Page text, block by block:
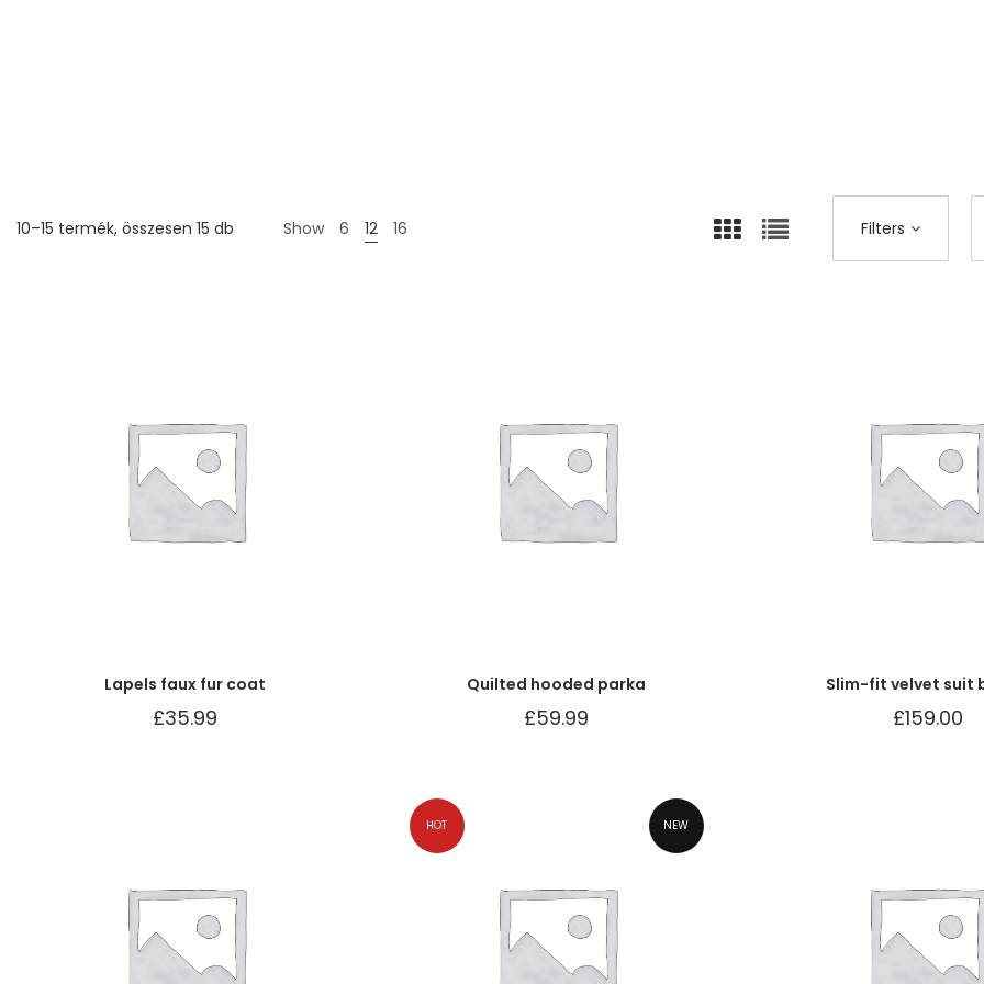
10–15 termék, összesen 15 db Show 6 12 16 Filters
Lapels faux fur coat
£35.99
Quilted hooded parka
£59.99
Slim-fit velvet suit
£159.00
HOT NEW